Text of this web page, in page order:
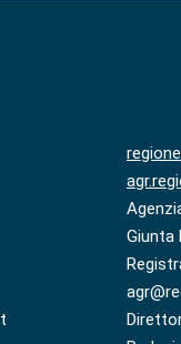
Giunta